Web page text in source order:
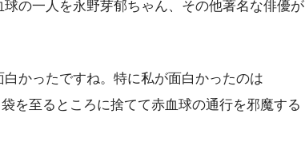
の一人を永野芽郁ちゃん、その他著名な俳優が
かったですね。特に私が面白かったのは
を至るところに捨てて赤血球の通行を邪魔する